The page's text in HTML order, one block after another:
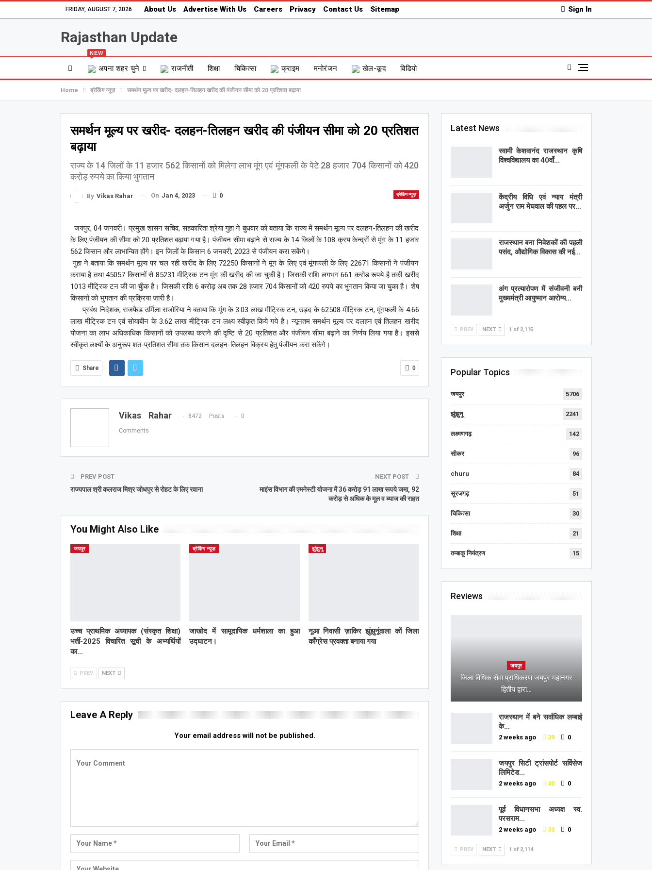
Sign In
FRIDAY, AUGUST 7, 2026 About Us Advertise With Us Careers Privacy Contact Us Sitemap
Rajasthan Update
अपना शहर चुने
NEW
राजनीती शिक्षा चिकित्सा क्राइम मनोरंजन खेल-कूद विडियो
Home ब्रेकिंग न्यूज़ समर्थन मूल्य पर खरीद- दलहन-तिलहन खरीद की पंजीयन सीमा को 20 प्रतिशत बढ़ाया
समर्थन मूल्य पर खरीद- दलहन-तिलहन खरीद की पंजीयन सीमा को 20 प्रतिशत
बढ़ाया
राज्य के 14 जिलों के 11 हजार 562 किसानों को मिलेगा लाभ मूंग एवं मूंगफली के पेटे 28 हजार 704 किसानों को 420
करो़ड़ रुपये का किया भुगतान
ब्रेकिंग न्यूज़
By Vikas Rahar On Jan 4, 2023 0
जयपुर, 04 जनवरी। प्रमुख शासन सचिव, सहकारिता श्रेया गुहा ने बुधवार को बताया कि राज्य में समर्थन मूल्य पर दलहन-तिलहन की खरीद
के लिए पंजीयन की सीमा को 20 प्रतिशत बढ़ाया गया है। पंजीयन सीमा बढ़ाने से राज्य के 14 जिलों के 108 क्रय केन्द्रों से मूंग के 11 हजार
562 किसान और लाभान्वित होंगे। इन जिलों के किसान 6 जनवरी, 2023 से पंजीयन करा सकेंगे।
गुहा ने बताया कि समर्थन मूल्य पर चल रही खरीद के लिए 72250 किसानों ने मूंग के लिए एवं मूंगफली के लिए 22671 किसानों ने पंजीयन
कराया है तथा 45057 किसानों से 85231 मीट्रिक टन मूंग की खरीद की जा चुकी है। जिसकी राशि लगभग 661 करोड़ रूपये है तकी खरीद
1013 मीट्रिक टन की जा चुीक है। जिसकी राशि 6 करोड़ अब तक 28 हजार 704 किसानों को 420 रुपये का भुगतान किया जा चुका है। शेष
किसानों को भुगतान की प्रक्रिया जारी है।
प्रबंध निदेशक, राजफैड उर्मिला राजोरिया ने बताया कि मूंग के 3.03 लाख मीट्रिक टन, उड़द के 62508 मीट्रिक टन, मूंगफली के 4.66
लाख मीट्रिक टन एवं सोयाबीन के 3.62 लाख मीट्रिक टन लक्ष्य स्वीकृत किये गये है। न्यूनतम समर्थन मूल्य पर दलहन एवं तिलहन खरीद
योजना का लाभ अधिकाधिक किसानों को उपलब्ध कराने की दृष्टि से 20 प्रतिशत और पंजीयन सीमा बढ़ाने का निर्णय लिया गया है। इससे
स्वीकृत लक्ष्यों के अनुरूप शत-प्रतिशत सीमा तक किसान दलहन-तिलहन विक्रय हेतु पंजीयन करा सकेंगे।
0
Share
Vikas Rahar 8472 Posts 0
Comments
PREV POST
राज्यपाल श्री कलराज मिश्र जोधपुर से रोहट के लिए रवाना
NEXT POST
माइंस विभाग की एमनेस्टी योजना में 36 करोड़ 91 लाख रूपये जमा, 92
करोड़ से अधिक के मूल व ब्याज की राहत
You Might Also Like
जयपुर
उच्च प्राथमिक अध्यापक (संस्कृत शिक्षा)
भर्ती-2025 विचारित सूची के अभ्यर्थियों
का…
ब्रेकिंग न्यूज़
जाखोद में सामूदायिक धर्मशाला का हुआ
उद्घाटन।
झुंझुनू
नूआ निवासी ज़ाकिर झुंझुनूंवाला कों जिला
काँग्रेस प्रवक्ता बनाया गया
PREV NEXT
Leave A Reply
Your email address will not be published.
Latest News
स्वामी केशवानंद राजस्थान कृषि
विश्वविद्यालय का 40वाँ…
केंद्रीय विधि एवं न्याय मंत्री
अर्जुन राम मेघवाल की पहल पर…
राजस्थान बना निवेशकों की पहली
पसंद, औद्योगिक विकास की नई…
अंग प्रत्यारोपण में संजीवनी बनी
मुख्यमंत्री आयुष्मान आरोग्य…
PREV NEXT 1 of 2,115
Popular Topics
जयपुर 5706
झुंझुनू 2241
लक्ष्मणगढ़ 142
सीकर 96
churu 84
सूरजगढ़ 51
चिकित्सा 30
शिक्षा 21
तम्बाकू नियंत्रण 15
Reviews
जयपुर
जिला विधिक सेवा प्राधिकरण जयपुर महानगर
द्वितीय द्वारा…
राजस्थान में बने सर्वाधिक लम्बाई
के…
2 weeks ago 39 0
जयपुर सिटी ट्रांसपोर्ट सर्विसेज
लिमिटेड…
2 weeks ago 40 0
पूर्व विधानसभा अध्यक्ष स्व.
परसराम…
2 weeks ago 33 0
PREV NEXT 1 of 2,114